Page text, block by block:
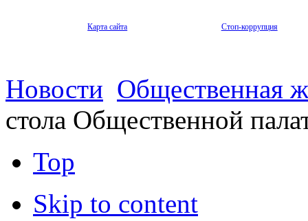
Карта сайта Стоп-коррупция
Новости Общественная
стола Общественной
Top
Skip to content